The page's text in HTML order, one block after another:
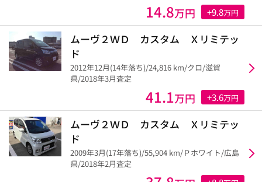
14.8万円 +9.8万円
ムーヴ２ＷＤ カスタム Ｘリミテッ
ド
2012年12月(14年落ち)/24,816 km/クロ/滋賀
県/2018年3月査定
41.1万円 +3.6万円
ムーヴ２ＷＤ カスタム Ｘリミテッ
ド
2009年3月(17年落ち)/55,904 km/Ｐホワイト/広島
県/2018年2月査定